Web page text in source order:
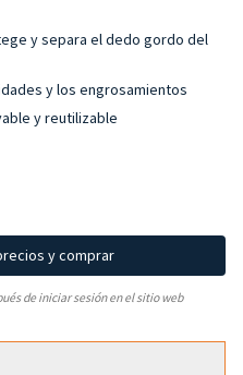
y separa el dedo gordo del
y los engrosamientos
y reutilizable
y comprar
de iniciar sesión en el sitio web